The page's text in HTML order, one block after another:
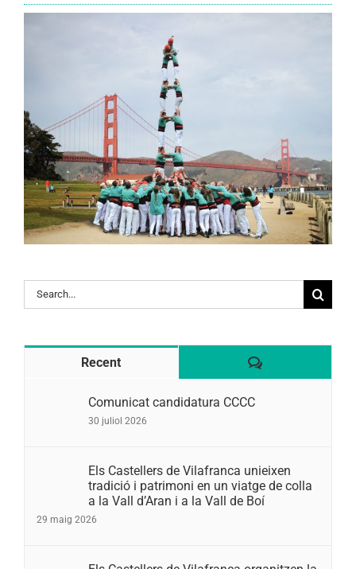
Search
for:
Recent Comentaris
Comunicat candidatura CCCC
30 juliol 2026
Els Castellers de Vilafranca unieixen
tradició i patrimoni en un viatge de colla
a la Vall d’Aran i a la Vall de Boí
29 maig 2026